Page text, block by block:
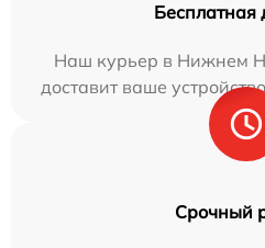
Бесплатная
Наш курьер в Нижнем
доставит ваше
Срочный